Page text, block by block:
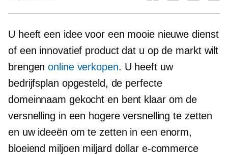
U heeft een idee voor een mooie nieuwe dienst
of een innovatief product dat u op de markt wilt
brengenonline verkopen. U heeft uw
bedrijfsplan opgesteld, de perfecte
domeinnaam gekocht en bent klaar om de
versnelling in een hogere versnelling te zetten
en uw ideeën om te zetten in een enorm,
bloeiend miljoen miljard dollare-commerce